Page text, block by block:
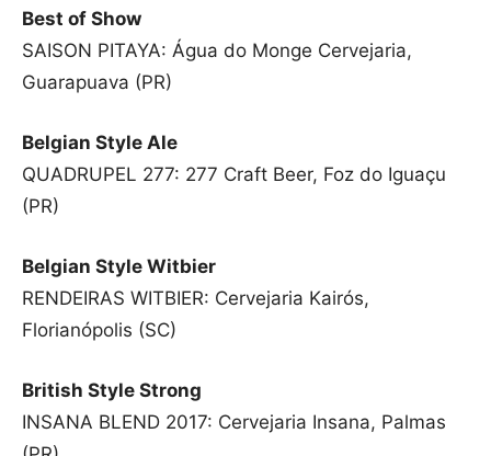
Best of Show
SAISON PITAYA: Água do Monge Cervejaria,
Guarapuava (PR)
Belgian Style Ale
QUADRUPEL 277: 277 Craft Beer, Foz do Iguaçu
(PR)
Belgian Style Witbier
RENDEIRAS WITBIER: Cervejaria Kairós,
Florianópolis (SC)
British Style Strong
INSANA BLEND 2017: Cervejaria Insana, Palmas